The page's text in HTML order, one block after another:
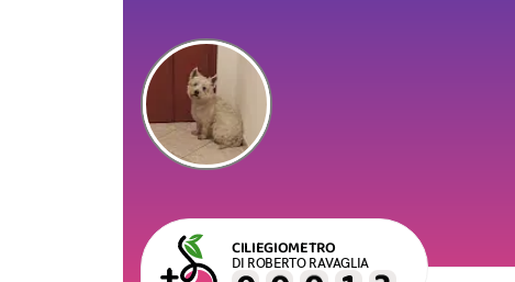
CILIEGIOMETRO
DI ROBERTO RAVAGLIA